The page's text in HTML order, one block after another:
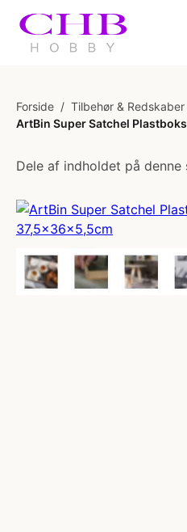
Forside / Tilbehør & Redskaber
ArtBin Super Satchel
Dele af indholdet på